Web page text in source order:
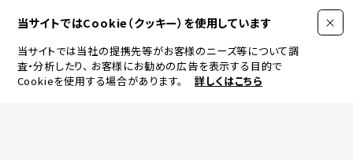
当サイトではCookie（クッキー）を使用しています
当サイトでは当社の提携先等がお客様のニーズ等について調
査・分析したり、 お客様にお勧めの広告を表示する目的で
Cookieを使用する場合があります。
詳しくはこちら